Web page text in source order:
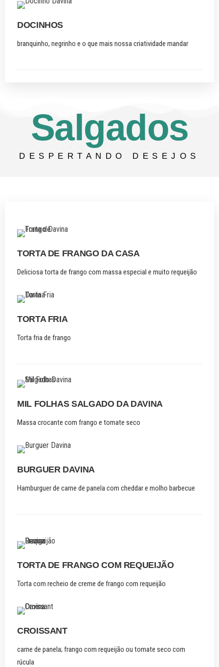
DOCINHOS
branquinho, negrinho e o que mais nossa criatividade mandar
Salgados
DESPERTANDO DESEJOS
TORTA DE FRANGO DA CASA
Deliciosa torta de frango com massa especial e muito requeijão
TORTA FRIA
Torta fria de frango
MIL FOLHAS SALGADO DA DAVINA
Massa crocante com frango e tomate seco
BURGUER DAVINA
Hamburguer de carne de panela com cheddar e molho barbecue
TORTA DE FRANGO COM REQUEIJÃO
Torta com recheio de creme de frango com requeijão
CROISSANT
carne de panela; frango com requeijão ou tomate seco com
rúcula